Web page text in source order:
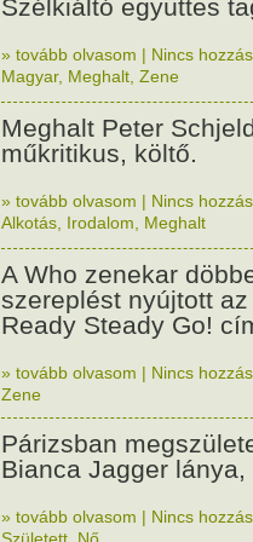
Szélkiáltó együttes
» tovább olvasom | Nincs
Magyar, Meghalt Zene
Meghalt Peter
műkritikus, költő.
» tovább olvasom | Nincs
Alkotás Irodalom Meghalt
A Who zenekar
szereplést nyújtott
Ready Steady Go!
» tovább olvasom | Nincs
Zene
Párizsban
Bianca Jagger lánya,
» tovább olvasom | Nincs